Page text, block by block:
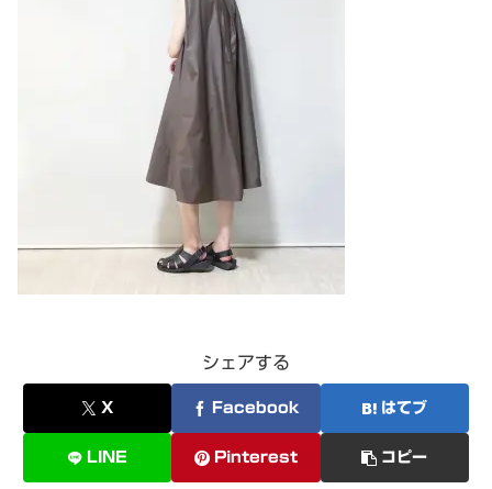
シェアする
X Facebook はてブ
LINE Pinterest コピー